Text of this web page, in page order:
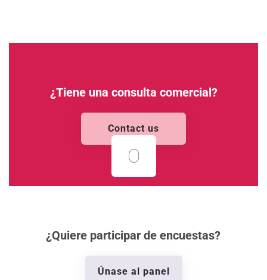
¿Tiene una consulta comercial?
Contact us
¿Quiere participar de encuestas?
Únase al panel
O